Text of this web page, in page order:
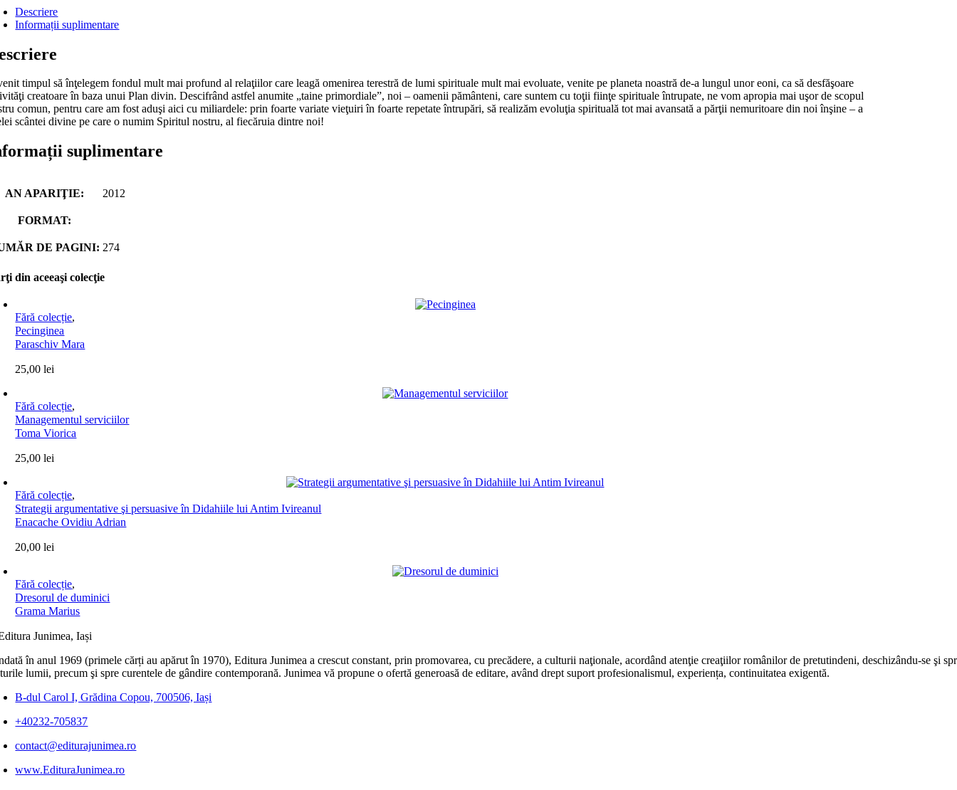
Descriere
Informații suplimentare
timpul să înţelegem fondul mult mai profund al relaţiilor care leagă omenirea terestră de lumi spirituale mult mai evoluate, venite pe planeta noastră de-a lungul unor eoni, ca să desfăşoare
creatoare în baza unui Plan divin. Descifrând astfel anumite „taine primordiale”, noi – oamenii pământeni, care suntem cu toţii fiinţe spirituale întrupate, ne vom apropia mai uşor de scopul
comun, pentru care am fost aduşi aici cu miliardele: prin foarte variate vieţuiri în foarte repetate întrupări, să realizăm evoluţia spirituală tot mai avansată a părţii nemuritoare din noi înşine – a
scântei divine pe care o numim Spiritul nostru, al fiecăruia dintre noi!
suplimentare
AN APARIŢIE: 2012
FORMAT:
DE PAGINI: 274
din aceeaşi colecţie
Fără colecție,
Pecinginea
Paraschiv Mara
25,00lei
Fără colecție,
Managementul serviciilor
Toma Viorica
25,00lei
Fără colecție,
Strategii argumentative şi persuasive în Didahiile lui Antim Ivireanul
Enacache Ovidiu Adrian
20,00lei
Fără colecție,
Dresorul de duminici
Grama Marius
în anul 1969 (primele cărți au apărut în 1970), Editura Junimea a crescut constant, prin promovarea, cu precădere, a culturii naţionale, acordând atenţie creaţiilor românilor de pretutindeni, deschizându-se şi
lumii, precum şi spre curentele de gândire contemporană. Junimea vă propune o ofertă generoasă de editare, având drept suport profesionalismul, experiența, continuitatea exigentă.
B-dul Carol I, Grădina Copou, 700506, Iași
+40232-705837
contact@editurajunimea.ro
www.EdituraJunimea.ro